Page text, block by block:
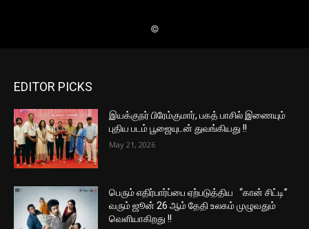
EDITOR PICKS
இயக்குநர் பிரேம்குமார், பகத் பாசில் இணையும்
புதிய படம் பூஜையுடன் துவங்கியது !!
May 21, 2026
பெரும் எதிர்பார்ப்பை ஏற்படுத்திய “கான் சிட்டி”
வரும் ஜூன் 26 ஆம் தேதி உலகம் முழுவதும்
வெளியாகிறது !!